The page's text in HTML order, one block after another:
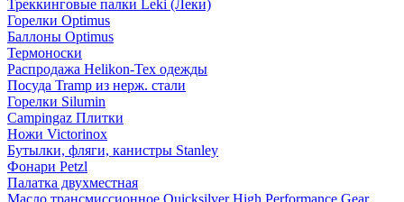
Треккинговые палки Leki (Леки)
Горелки Optimus
Баллоны Optimus
Термоноски
Распродажа Helikon-Tex одежды
Посуда Tramp из нерж. стали
Горелки Silumin
Campingaz Плитки
Ножи Victorinox
Бутылки, фляги, канистры Stanley
Фонари Petzl
Палатка двухместная